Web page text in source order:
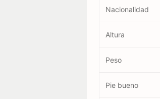
Nacionalidad
Altura
Peso
Pie bueno